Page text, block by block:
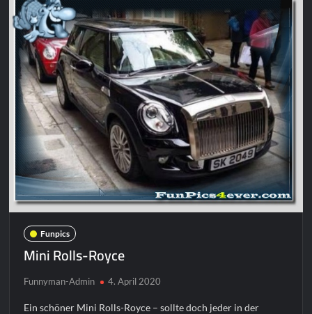
Funpics
Mini Rolls-Royce
Funnyman-Admin 4. April 2020
Ein schöner Mini Rolls-Royce – sollte doch jeder in der